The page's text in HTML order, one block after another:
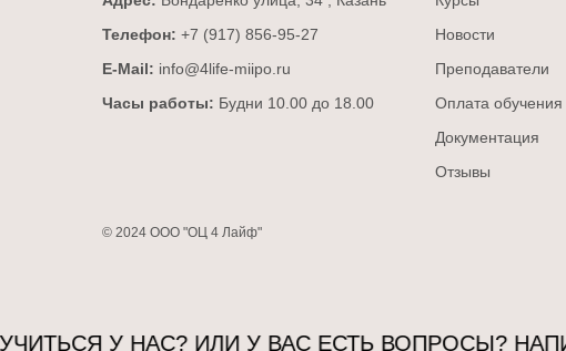
Телефон: +7 (917) 856-95-27
E-Mail: info@4life-miipo.ru
Часы работы: Будни 10.00 до 18.00
Новости
Преподаватели
Оплата обучения
Документация
Отзывы
© 2024 ООО "ОЦ 4 Лайф"
У НАС? ИЛИ У ВАС ЕСТЬ ВОПРОСЫ?